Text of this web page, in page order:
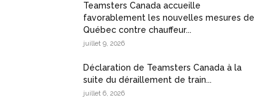
Teamsters Canada accueille
favorablement les nouvelles mesures de
Québec contre chauffeur...
juillet 9, 2026
Déclaration de Teamsters Canada à la
suite du déraillement de train...
juillet 6, 2026